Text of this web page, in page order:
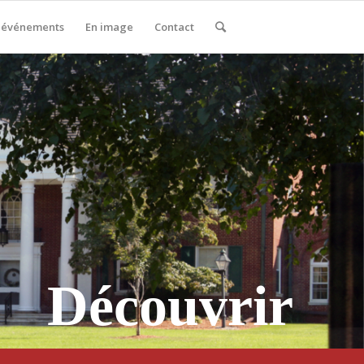
événements En image Contact
Découvrir